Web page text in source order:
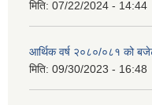
मिति: 07/22/2024 - 14:44
आर्थिक वर्ष २०८०/०८१ को
मिति: 09/30/2023 - 16:48